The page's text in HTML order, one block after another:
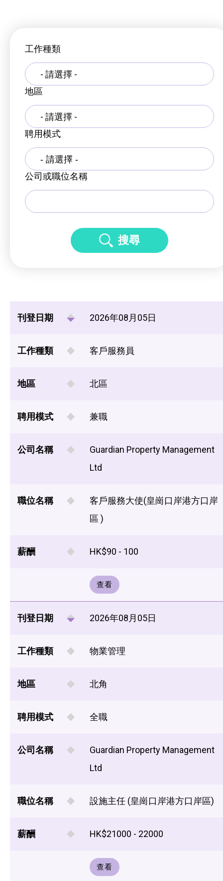
工作種類
- 請選擇 -
地區
- 請選擇 -
聘用模式
公司或職位名稱
搜尋
刊登日期 2026年08月05日
工作種類 客戶服務員
地區 北區
聘用模式 兼職
公司名稱
Guardian Property Management
Ltd
職位名稱
客戶服務大使(皇崗口岸港方口岸
區 )
薪酬 HK$90 - 100
查看
刊登日期 2026年08月05日
工作種類 物業管理
地區 北角
聘用模式 全職
公司名稱
Guardian Property Management
Ltd
職位名稱 設施主任 (皇崗口岸港方口岸區)
薪酬 HK$21000 - 22000
查看